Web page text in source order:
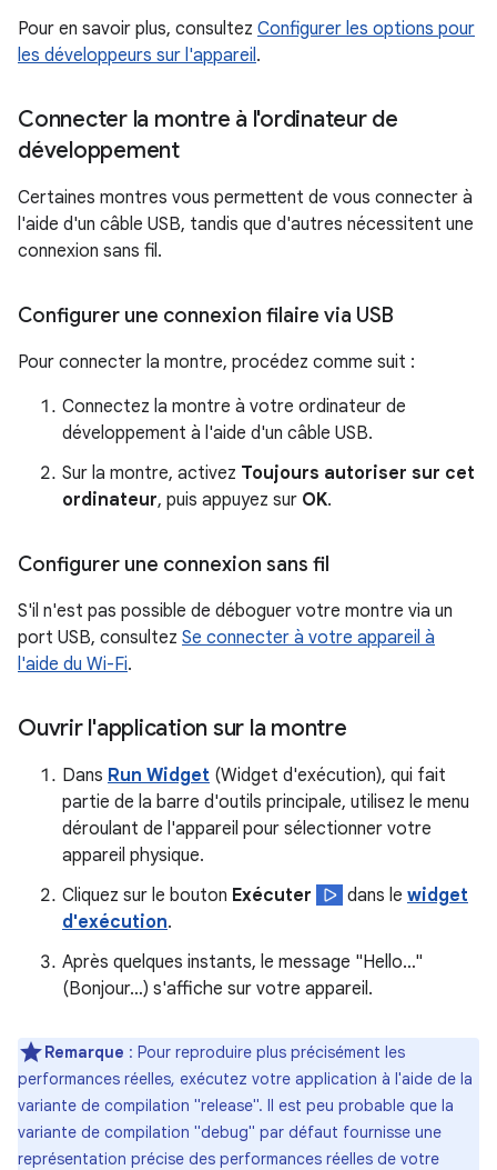
Pour en savoir plus, consultez Configurer les options pour
les développeurs sur l'appareil.
Connecter la montre à l'ordinateur de
développement
Certaines montres vous permettent de vous connecter à
l'aide d'un câble USB, tandis que d'autres nécessitent une
connexion sans fil.
Configurer une connexion filaire via USB
Pour connecter la montre, procédez comme suit :
Connectez la montre à votre ordinateur de
développement à l'aide d'un câble USB.
Sur la montre, activez Toujours autoriser sur cet
ordinateur, puis appuyez sur OK.
Configurer une connexion sans fil
S'il n'est pas possible de déboguer votre montre via un
port USB, consultez Se connecter à votre appareil à
l'aide du Wi-Fi.
Ouvrir l'application sur la montre
Dans Run Widget (Widget d'exécution), qui fait
partie de la barre d'outils principale, utilisez le menu
déroulant de l'appareil pour sélectionner votre
appareil physique.
Cliquez sur le bouton Exécuter dans le widget
d'exécution.
Après quelques instants, le message "Hello…"
(Bonjour…) s'affiche sur votre appareil.
Remarque : Pour reproduire plus précisément les
performances réelles, exécutez votre application à l'aide de la
variante de compilation "release". Il est peu probable que la
variante de compilation "debug" par défaut fournisse une
représentation précise des performances réelles de votre